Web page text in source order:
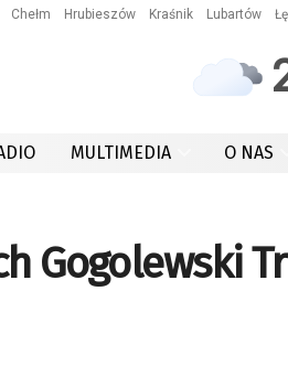
Chełm Hrubieszów Kraśnik Lubartów
MULTIMEDIA O NAS
Gogolewski